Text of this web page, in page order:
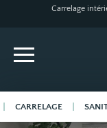
Carrelage
CARRELAGE